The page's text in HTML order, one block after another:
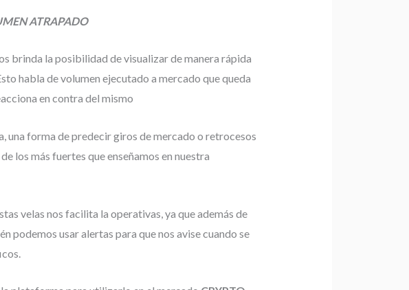
ATRAPADO
brinda la posibilidad de visualizar de manera rápida
habla de volumen ejecutado a mercado que queda
en contra del mismo
una forma de predecir giros de mercado o retrocesos
los más fuertes que enseñamos en nuestra
velas nos facilita la operativas, ya que además de
podemos usar alertas para que nos avise cuando se